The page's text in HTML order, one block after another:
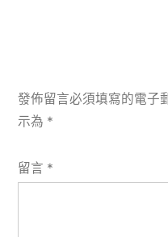
發佈留言必須填寫的電子
示為 *
留言 *